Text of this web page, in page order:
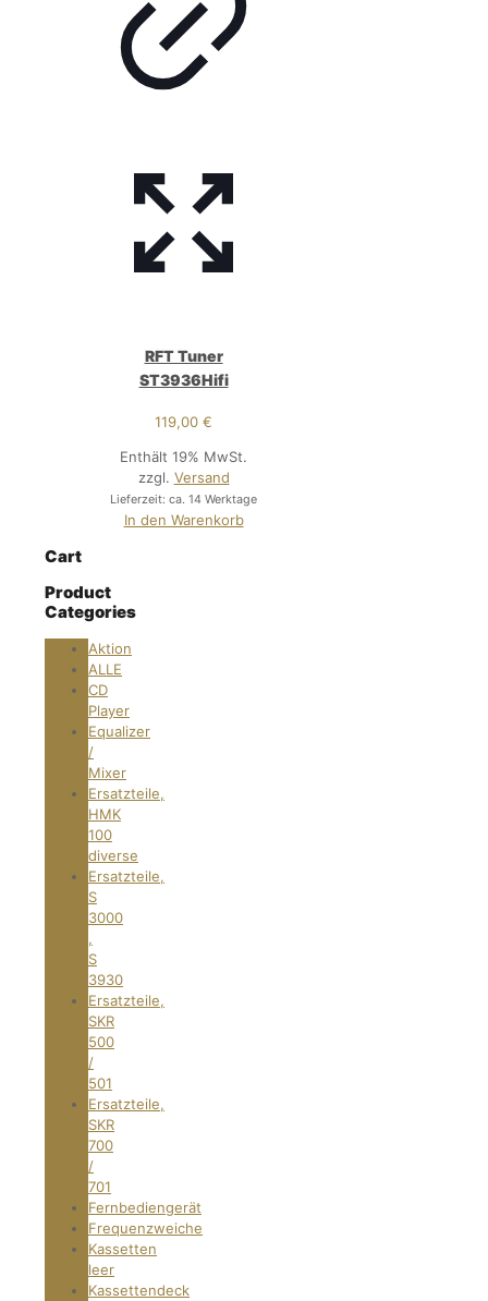
RFT Tuner
ST3936Hifi
119,00€
Enthält 19% MwSt.
zzgl. Versand
Lieferzeit: ca. 14 Werktage
In den Warenkorb
Cart
Product
Categories
Aktion
ALLE
CD
Player
Equalizer
/
Mixer
Ersatzteile,
HMK
100
diverse
Ersatzteile,
S
3000
,
S
3930
Ersatzteile,
SKR
500
/
501
Ersatzteile,
SKR
700
/
701
Fernbediengerät
Frequenzweiche
Kassetten
leer
Kassettendeck